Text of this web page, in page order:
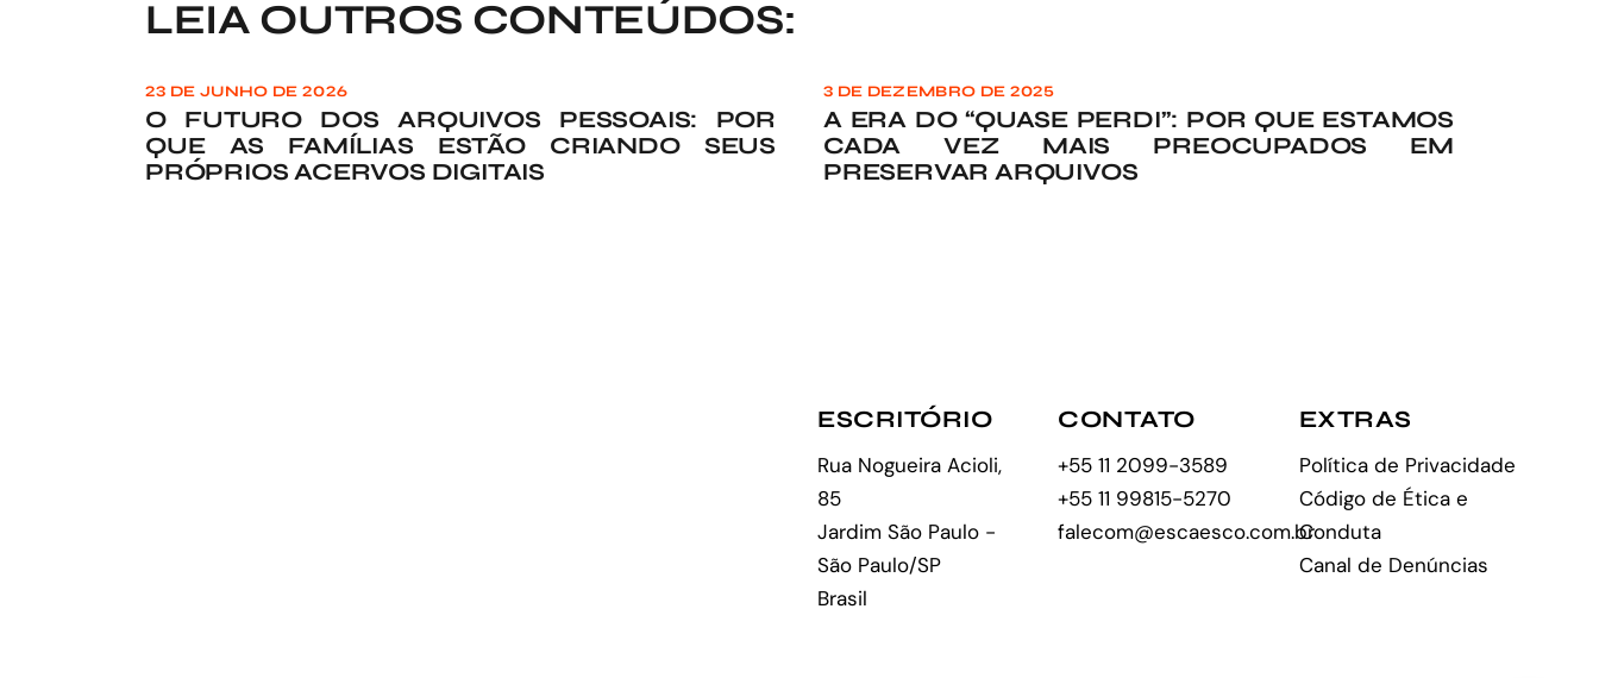
LEIA OUTROS CONTEÚDOS:
23 DE JUNHO DE 2026
O FUTURO DOS ARQUIVOS PESSOAIS: POR
QUE AS FAMÍLIAS ESTÃO CRIANDO SEUS
PRÓPRIOS ACERVOS DIGITAIS
3 DE DEZEMBRO DE 2025
A ERA DO “QUASE PERDI”: POR QUE ESTAMOS
CADA VEZ MAIS PREOCUPADOS EM
PRESERVAR ARQUIVOS
ESCRITÓRIO
Rua Nogueira Acioli,
85
Jardim São Paulo -
São Paulo/SP
Brasil
CONTATO
+55 11 2099-3589
+55 11 99815-5270
falecom@escaesco.com.br
EXTRAS
Política de Privacidade
Código de Ética e
Conduta
Canal de Denúncias